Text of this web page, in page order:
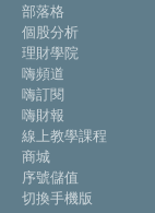
部落格
個股分析
理財學院
嗨頻道
嗨訂閱
嗨財報
線上教學課程
商城
序號儲值
切換手機版